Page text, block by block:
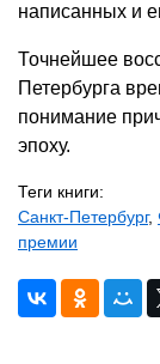
написанных и
Точнейшее
Петербурга
понимание
эпоху.
Теги книги:
Санкт-Петербург,
премии